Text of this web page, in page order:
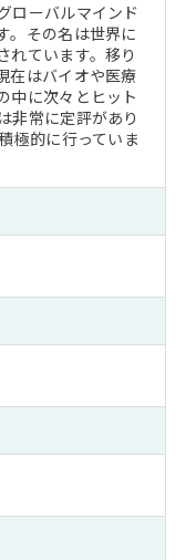
ローバルマインド
。その名は世界に
れています。移り
在はバイオや医療
中に次々とヒット
非常に定評があり
極的に行っていま